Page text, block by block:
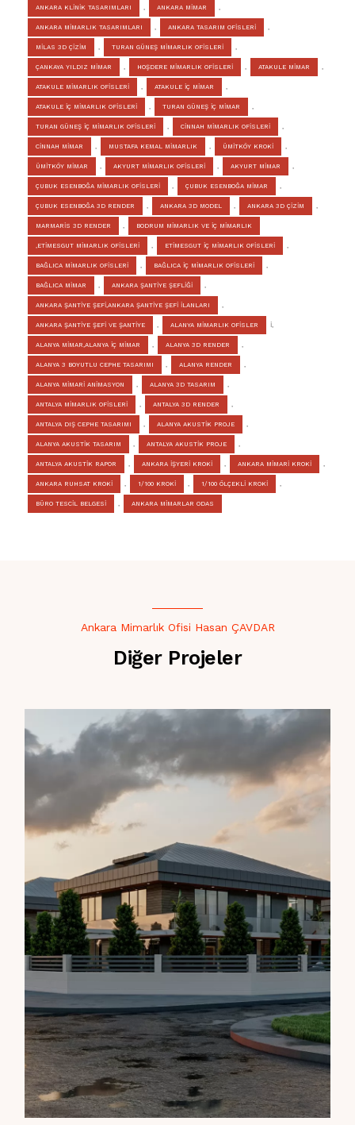
ANKARA KLİNİK TASARIMLARI , ANKARA MİMAR ,
ANKARA MİMARLIK TASARIMLARI , ANKARA TASARIM OFİSLERİ ,
MİLAS 3D ÇİZİM , TURAN GÜNEŞ MİMARLIK OFİSLERİ ,
ÇANKAYA YILDIZ MİMAR , HOŞDERE MİMARLIK OFİSLERİ , ATAKULE MİMAR ,
ATAKULE MİMARLIK OFİSLERİ , ATAKULE İÇ MİMAR ,
ATAKULE İÇ MİMARLIK OFİSLERİ , TURAN GÜNEŞ İÇ MİMAR ,
TURAN GÜNEŞ İÇ MİMARLIK OFİSLERİ , CİNNAH MİMARLIK OFİSLERİ ,
CİNNAH MİMAR , MUSTAFA KEMAL MİMARLIK , ÜMİTKÖY KROKİ ,
ÜMİTKÖY MİMAR , AKYURT MİMARLIK OFİSLERİ , AKYURT MİMAR ,
ÇUBUK ESENBOĞA MİMARLIK OFİSLERİ , ÇUBUK ESENBOĞA MİMAR ,
ÇUBUK ESENBOĞA 3D RENDER , ANKARA 3D MODEL , ANKARA 3D ÇİZİM ,
MARMARİS 3D RENDER , BODRUM MİMARLIK VE İÇ MİMARLIK
,ETİMESGUT MİMARLIK OFİSLERİ , ETİMESGUT İÇ MİMARLIK OFİSLERİ ,
BAĞLICA MİMARLIK OFİSLERİ , BAĞLICA İÇ MİMARLIK OFİSLERİ ,
BAĞLICA MİMAR , ANKARA ŞANTİYE ŞEFLİĞİ ,
ANKARA ŞANTİYE ŞEFİ,ANKARA ŞANTİYE ŞEFİ İLANLARI ,
ANKARA ŞANTİYE ŞEFİ VE ŞANTİYE , ALANYA MİMARLIK OFİSLER İ,
ALANYA MİMAR,ALANYA İÇ MİMAR , ALANYA 3D RENDER ,
ALANYA 3 BOYUTLU CEPHE TASARIMI , ALANYA RENDER ,
ALANYA MİMARİ ANİMASYON , ALANYA 3D TASARIM ,
ANTALYA MİMARLIK OFİSLERİ , ANTALYA 3D RENDER ,
ANTALYA DIŞ CEPHE TASARIMI , ALANYA AKUSTİK PROJE ,
ALANYA AKUSTİK TASARIM , ANTALYA AKUSTİK PROJE ,
ANTALYA AKUSTİK RAPOR , ANKARA İŞYERİ KROKİ , ANKARA MİMARİ KROKİ ,
ANKARA RUHSAT KROKİ , 1/100 KROKİ , 1/100 ÖLÇEKLİ KROKİ ,
BÜRO TESCİL BELGESİ , ANKARA MİMARLAR ODAS
Ankara Mimarlık Ofisi Hasan ÇAVDAR
Diğer Projeler